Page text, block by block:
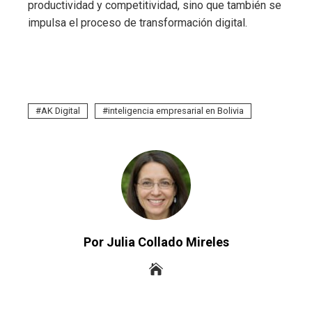
productividad y competitividad, sino que también se
impulsa el proceso de transformación digital.
AK Digital inteligencia empresarial en Bolivia
Por Julia Collado Mireles